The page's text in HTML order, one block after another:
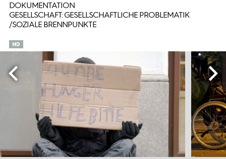
DOKUMENTATION
GESELLSCHAFT: GESELLSCHAFTLICHE PROBLEMATIK
/SOZIALE BRENNPUNKTE